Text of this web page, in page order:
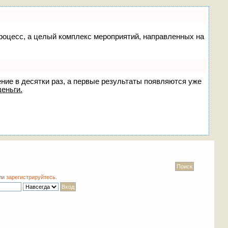
а целый комплекс мероприятий, направленных на
в десятки раз, а первые результаты появляются уже
зарегистрируйтесь